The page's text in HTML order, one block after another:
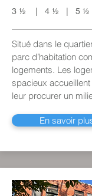
3 ½ | 4 ½ | 5 ½
Situé dans le
parc d’habitation
logements. Les
spacieux
leur procurer un
En savoir